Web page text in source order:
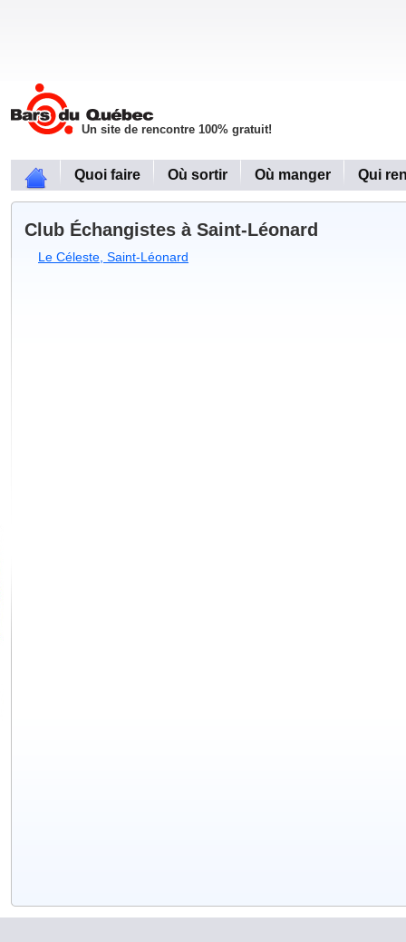
Un site de rencontre 100% gratuit!
Quoi faire Où sortir Où manger Qui
Club Échangistes à Saint-Léonard
Le Céleste, Saint-Léonard